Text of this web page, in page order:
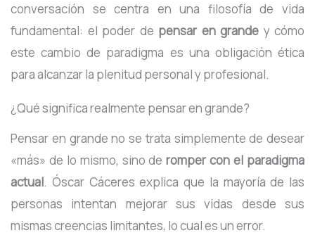
conversación se centra en una filosofía de vida
fundamental: el poder de pensar en grande y cómo
este cambio de paradigma es una obligación ética
para alcanzar la plenitud personal y profesional.
¿Qué significa realmente pensar en grande?
Pensar en grande no se trata simplemente de desear
«más» de lo mismo, sino deromper con el paradigma
actual. Óscar Cáceres explica que la mayoría de las
personas intentan mejorar sus vidas desde sus
mismas creencias limitantes, lo cual es un error.